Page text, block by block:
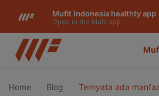
Mufit Indonesia healthty app
Open in the Mufit app
Home Blog Ternyata ada